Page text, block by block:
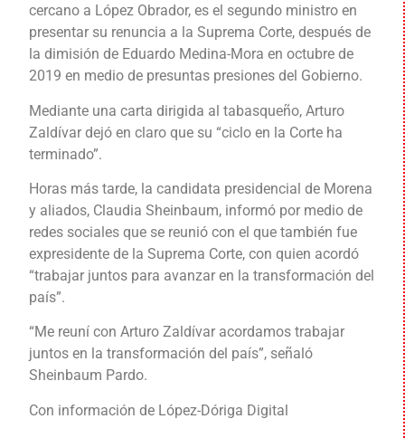
cercano a López Obrador, es el segundo ministro en
presentar su renuncia a la Suprema Corte, después de
la dimisión de Eduardo Medina-Mora en octubre de
2019 en medio de presuntas presiones del Gobierno.
Mediante una carta dirigida al tabasqueño, Arturo
Zaldívar dejó en claro que su “ciclo en la Corte ha
terminado”.
Horas más tarde, la candidata presidencial de Morena
y aliados, Claudia Sheinbaum, informó por medio de
redes sociales que se reunió con el que también fue
expresidente de la Suprema Corte, con quien acordó
“trabajar juntos para avanzar en la transformación del
país”.
“Me reuní con Arturo Zaldívar acordamos trabajar
juntos en la transformación del país”, señaló
Sheinbaum Pardo.
Con información de López-Dóriga Digital